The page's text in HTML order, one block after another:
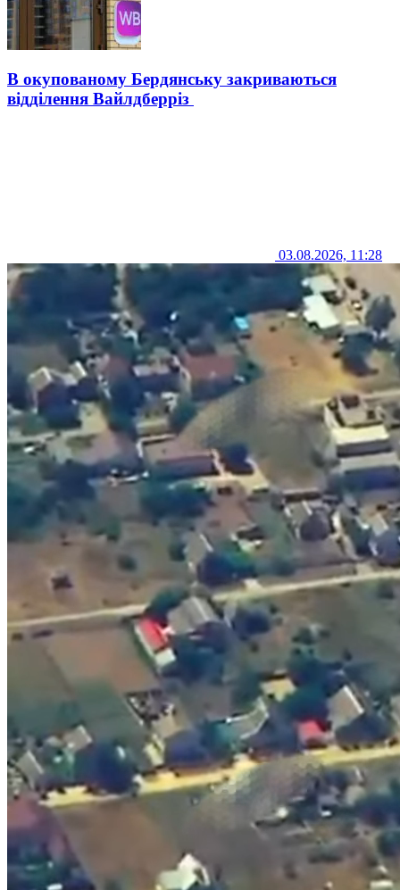
В окупованому Бердянську закриваються
відділення Вайлдберріз
03.08.2026, 11:28